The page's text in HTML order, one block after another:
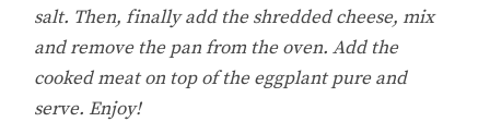
salt. Then, finally add the shredded cheese, mix
and remove the pan from the oven. Add the
cooked meat on top of the eggplant pure and
serve. Enjoy!